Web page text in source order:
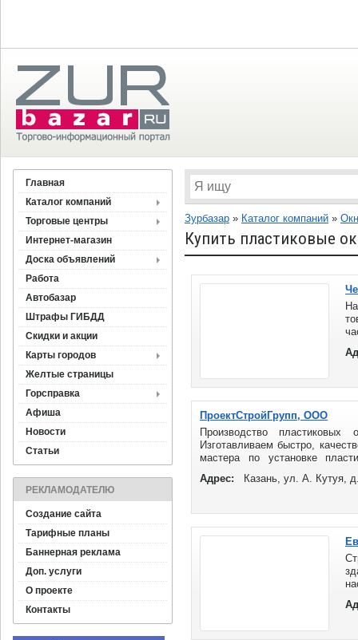
Главная
Каталог компаний
Торговые центры
Интернет-магазин
Доска объявлений
Работа
Автобазар
Штрафы ГИБДД
Скидки и акции
Карты городов
Желтые страницы
Горсправка
Афиша
Новости
Статьи
РЕКЛАМОДАТЕЛЮ
Создание сайта
Тарифные планы
Баннерная реклама
Доп. услуги
О проекте
Контакты
Зурбазар » Каталог компаний »
Купить пластиковые
ПроектСтройГрупп, ООО
Производство
Изготавливаем быстро,
мастера по установке
Адрес: Казань, ул. А. Кутуя,